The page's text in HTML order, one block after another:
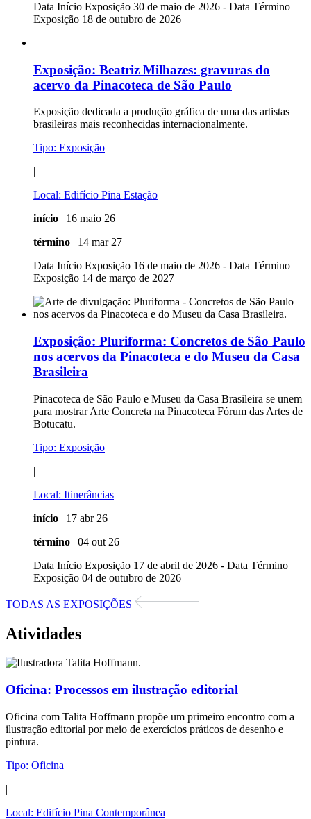
Data Início Exposição 30 de maio de 2026 - Data Término
Exposição 18 de outubro de 2026
Exposição: Beatriz Milhazes: gravuras do
acervo da Pinacoteca de São Paulo
Exposição dedicada a produção gráfica de uma das artistas
brasileiras mais reconhecidas internacionalmente.
Tipo: Exposição
Local: Edifício Pina Estação
início | 16 maio 26
término | 14 mar 27
Data Início Exposição 16 de maio de 2026 - Data Término
Exposição 14 de março de 2027
Exposição: Pluriforma: Concretos de São Paulo
nos acervos da Pinacoteca e do Museu da Casa
Brasileira
Pinacoteca de São Paulo e Museu da Casa Brasileira se unem
para mostrar Arte Concreta na Pinacoteca Fórum das Artes de
Botucatu.
Tipo: Exposição
|
Local: Itinerâncias
início | 17 abr 26
término | 04 out 26
Data Início Exposição 17 de abril de 2026 - Data Término
Exposição 04 de outubro de 2026
TODAS AS EXPOSIÇÕES
Atividades
Oficina: Processos em ilustração editorial
Oficina com Talita Hoffmann propõe um primeiro encontro com a
ilustração editorial por meio de exercícios práticos de desenho e
pintura.
Tipo: Oficina
|
Local: Edifício Pina Contemporânea